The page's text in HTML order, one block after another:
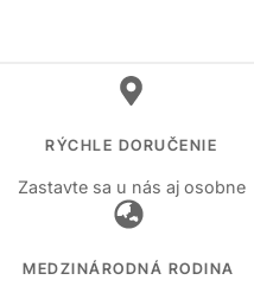
RÝCHLE DORUČENIE
Zastavte sa u nás aj osobne
MEDZINÁRODNÁ RODINA